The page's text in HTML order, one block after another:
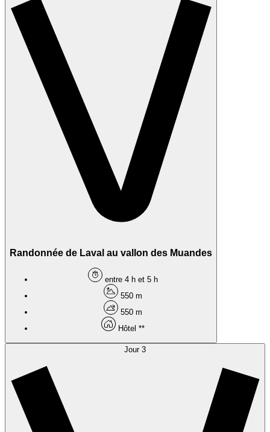
Randonnée de Laval au vallon des Muandes
entre 4 h et 5 h
550 m
550 m
Hôtel **
Jour 3